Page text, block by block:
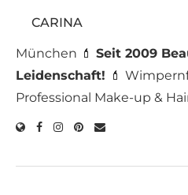
CARINA
München 💄 Seit 2009
Leidenschaft! 💄
Professional Make-up &